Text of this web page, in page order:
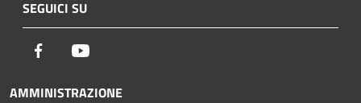
SEGUICI SU
Facebook
AMMINISTRAZIONE